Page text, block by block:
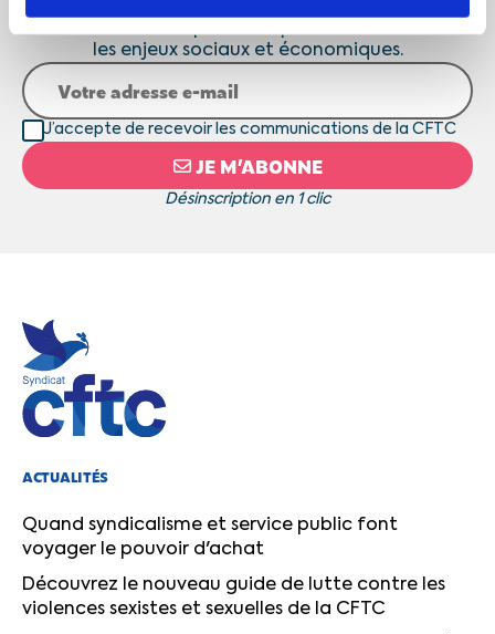
les enjeux sociaux et économiques.
JE M’ABONNE
Désinscription en 1 clic
J’accepte de recevoir les communications de la CFTC
ACTUALITÉS
Quand syndicalisme et service public font
voyager le pouvoir d'achat
Découvrez le nouveau guide de lutte contre les
violences sexistes et sexuelles de la CFTC